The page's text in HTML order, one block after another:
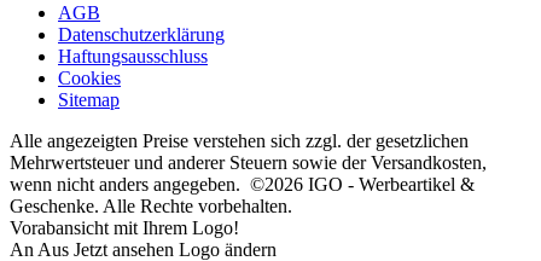
AGB
Datenschutzerklärung
Haftungsausschluss
Cookies
Sitemap
Alle angezeigten Preise verstehen sich zzgl. der gesetzlichen
Mehrwertsteuer und anderer Steuern sowie der Versandkosten,
wenn nicht anders angegeben. ©2026 IGO - Werbeartikel &
Geschenke. Alle Rechte vorbehalten.
Vorabansicht mit Ihrem Logo!
An Aus Jetzt ansehen Logo ändern